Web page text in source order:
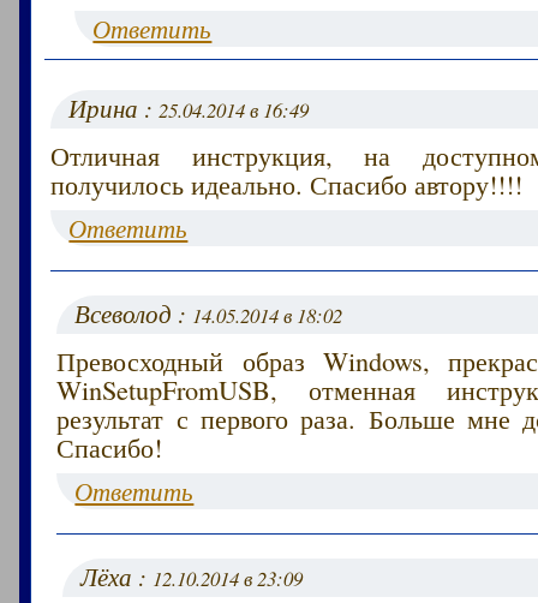
Ответить
Ирина :25.04.2014 в 16:49
Отличная инструкция, на
получилось идеально. Спасибо автору!!!!
Ответить
Всеволод : 14.05.2014 в 18:02
Превосходный образ Windows,
WinSetupFromUSB, отменная
результат с первого раза. Больше мне
Спасибо!
Ответить
Лёха : 12.10.2014 в 23:09